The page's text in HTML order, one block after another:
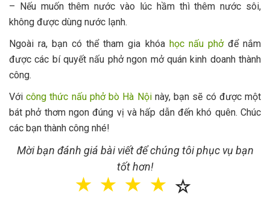
– Nếu muốn thêm nước vào lúc hầm thì thêm nước sôi,
không được dùng nước lạnh.
Ngoài ra, bạn có thể tham gia khóa học nấu phởđể nắm
được các bí quyết nấu phở ngon mở quán kinh doanh thành
công.
Vớicông thức nấu phở bò Hà Nộinày, bạn sẽ có được một
bát phở thơm ngon đúng vị và hấp dẫn đến khó quên. Chúc
các bạn thành công nhé!
Mời bạn đánh giá bài viết để chúng tôi phục vụ bạn
tốt hơn!
☆
☆
☆
☆
☆